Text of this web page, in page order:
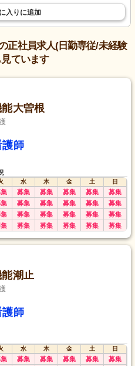
入り に追加
正社員求人(日勤専従/未経験
ています
大曽根
護師
水 木 金 土
日
募集 募集 募集 募集 募集
募集 募集 募集 募集 募集
募集 募集 募集 募集 募集
募集 募集 募集 募集 募集
潮止
護師
水 木 金 土
日
募集 募集 募集 募集 募集